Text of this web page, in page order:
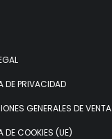
DE PRIVACIDAD
GENERALES DE VENTA
DE COOKIES (UE)